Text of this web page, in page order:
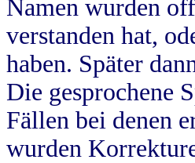
Namen wurden
verstanden hat,
haben. Später
Die gesprochene
Fällen bei denen
wurden